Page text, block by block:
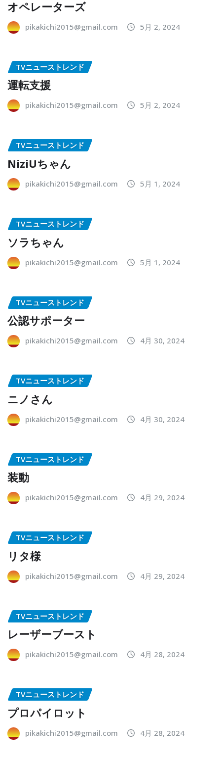
オペレーターズ
pikakichi2015@gmail.com 5月 2, 2024
TVニューストレンド
運転支援
pikakichi2015@gmail.com 5月 2, 2024
TVニューストレンド
NiziUちゃん
pikakichi2015@gmail.com 5月 1, 2024
TVニューストレンド
ソラちゃん
pikakichi2015@gmail.com 5月 1, 2024
TVニューストレンド
公認サポーター
pikakichi2015@gmail.com 4月 30, 2024
TVニューストレンド
ニノさん
pikakichi2015@gmail.com 4月 30, 2024
TVニューストレンド
装動
pikakichi2015@gmail.com 4月 29, 2024
TVニューストレンド
リタ様
pikakichi2015@gmail.com 4月 29, 2024
TVニューストレンド
レーザーブースト
pikakichi2015@gmail.com 4月 28, 2024
TVニューストレンド
プロパイロット
pikakichi2015@gmail.com 4月 28, 2024